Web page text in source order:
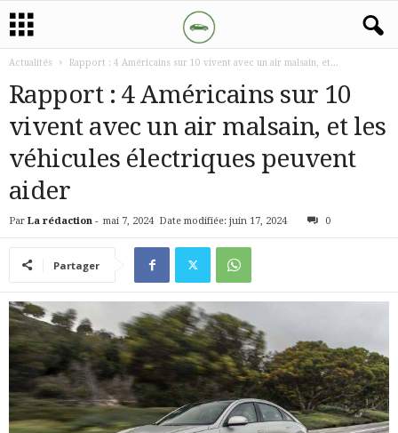
Actualités Rapport : 4 Américains sur 10 vivent avec un air malsain, et...
Rapport : 4 Américains sur 10
vivent avec un air malsain, et les
véhicules électriques peuvent
aider
Par La rédaction - mai 7, 2024 Date modifiée: juin 17, 2024 0
Partager